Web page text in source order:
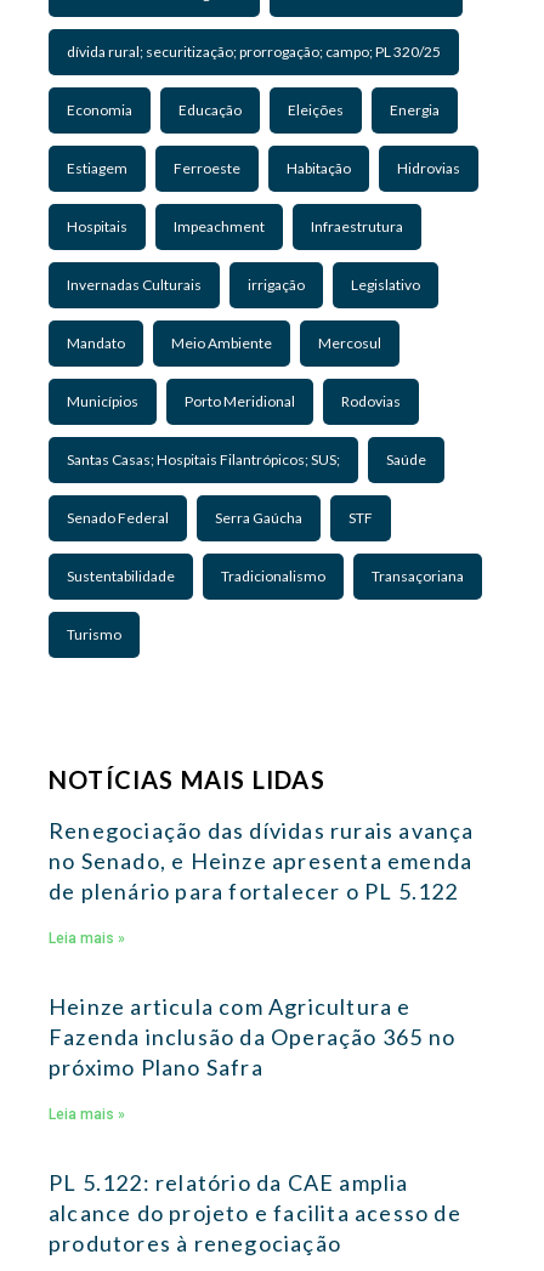
dívida rural; securitização; prorrogação; campo; PL 320/25
Economia Educação Eleições Energia
Estiagem Ferroeste Habitação Hidrovias
Hospitais Impeachment Infraestrutura
Invernadas Culturais irrigação Legislativo
Mandato Meio Ambiente Mercosul
Municípios Porto Meridional Rodovias
Santas Casas; Hospitais Filantrópicos; SUS; Saúde
Senado Federal Serra Gaúcha STF
Sustentabilidade Tradicionalismo Transaçoriana
Turismo
NOTÍCIAS MAIS LIDAS
Renegociação das dívidas rurais avança
no Senado, e Heinze apresenta emenda
de plenário para fortalecer o PL 5.122
Leia mais »
Heinze articula com Agricultura e
Fazenda inclusão da Operação 365 no
próximo Plano Safra
Leia mais »
PL 5.122: relatório da CAE amplia
alcance do projeto e facilita acesso de
produtores à renegociação